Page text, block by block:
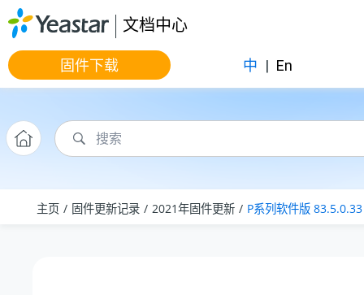
跳转到主要内容
文档中心
固件下载 中 | En
主页 固件更新记录 2021年固件更新 P系列软件版 83.5.0.33